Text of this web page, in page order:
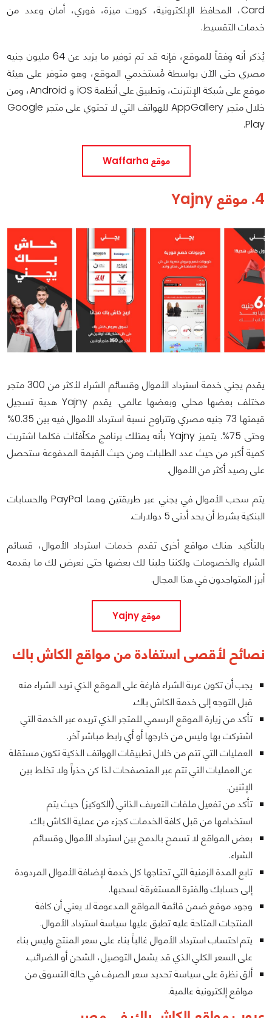
Card، المحافظ الإلكترونية، كروت ميزة، فوري، أمان وعدد من
خدمات التقسيط.
يُذكر أنه وِفقاً للموقع، فإنه قد تم توفير ما يزيد عن 64 مليون جنيه
مصري حتى الآن بواسطة مُستخدمي الموقع، وهو متوفر على هيئة
موقع على شبكة الإنترنت، وتطبيق على أنظمة iOS و Android، ومن
خلال متجر AppGallery للهواتف التي لا تحتوي على متجر Google
Play.
موقع Waffarha
4. موقع Yajny
يقدم يجني خدمة استرداد الأموال وقسائم الشراء لأكثر من 300 متجر
مختلف بعضها محلي وبعضها عالمي. يقدم Yajny هدية تسجيل
قيمتها 73 جنيه مصري وتتراوح نسبة استرداد الأموال فيه بين 0.35%
وحتى 75%. يتميز Yajny بأنه يمتلك برنامج مكآفئات فكلما اشتريت
كمية أكبر من حيث عدد الطلبات ومن حيث القيمة المدفوعة ستحصل
على رصيد أكثر من الأموال.
يتم سحب الأموال في يجني عبر طريقتين وهما PayPal والحسابات
البنكية بشرط أن يحد أدنى 5 دولارات.
بالتأكيد هناك مواقع أخرى تقدم خدمات استرداد الأموال، قسائم
الشراء والخصومات ولكننا جلبنا لك بعضها حتى نعرض لك ما يقدمه
أبرز المتواجدون في هذا المجال.
موقع Yajny
نصائح لأقصى استفادة من مواقع الكاش باك
يجب أن تكون عربة الشراء فارغة على الموقع الذي تريد الشراء منه
قبل التوجه إلى خدمة الكاش باك.
تأكد من زيارة الموقع الرسمي للمتجر الذي تريده عبر الخدمة التي
اشتركت بها وليس من خارجها أو أي رابط مباشر آخر.
العمليات التي تتم من خلال تطبيقات الهواتف الذكية تكون مستقلة
عن العمليات التي تتم عبر المتصفحات لذا كن حذراً ولا تخلط بين
الإثنين.
تأكد من تفعيل ملفات التعريف الذاتي (الكوكيز) حيث يتم
استخدامها من قبل كافة الخدمات كجزء من عملية الكاش باك.
بعض المواقع لا تسمح بالدمج بين استرداد الأموال وقسائم
الشراء.
تابع المدة الزمنية التي تحتاجها كل خدمة لإضافة الأموال المردودة
إلى حسابك والفترة المستغرقة لسحبها.
وجود موقع ضمن قائمة المواقع المدعومة لا يعني أن كافة
المنتجات المتاحة عليه تطبق عليها سياسة استرداد الأموال.
يتم احتساب استرداد الأموال غالباً بناء على سعر المنتج وليس بناء
على السعر الكلي الذي قد يشمل التوصيل، الشحن أو الضرائب.
ألق نظرة على سياسة تحديد سعر الصرف في حالة التسوق من
مواقع إلكترونية عالمية.